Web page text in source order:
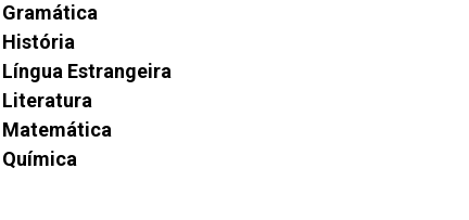
Gramática
História
Língua Estrangeira
Literatura
Matemática
Química